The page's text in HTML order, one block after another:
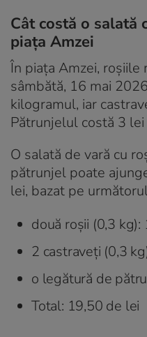
Cât costă o salată
piața Amzei
În piața Amzei, roșiile
sâmbătă, 16 mai
kilogramul, iar
Pătrunjelul costă 3
O salată de vară cu
pătrunjel poate
lei, bazat pe
două roșii (0,3 kg):
2 castraveți (0,3
o legătură de
Total: 19,50 de lei